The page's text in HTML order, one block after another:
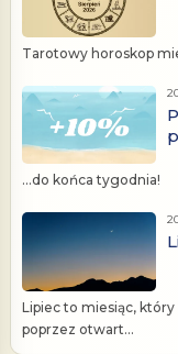
Tarotowy horoskop
...do końca tygodnia!
Lipiec to miesiąc,
poprzez otwart...